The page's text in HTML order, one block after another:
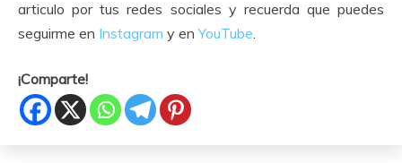
articulo por tus redes sociales y recuerda que puedes
seguirme en Instagram y enYouTube.
¡Comparte!